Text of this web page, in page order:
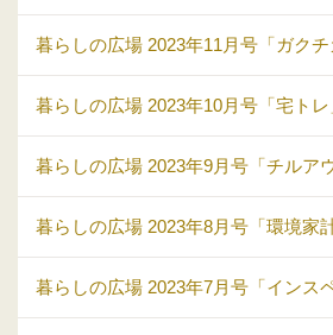
暮らしの広場 2023年11月号「ガクチ
暮らしの広場 2023年10月号「宅トレ
暮らしの広場 2023年9月号「チルアウ
暮らしの広場 2023年8月号「環境家計
暮らしの広場 2023年7月号「インス